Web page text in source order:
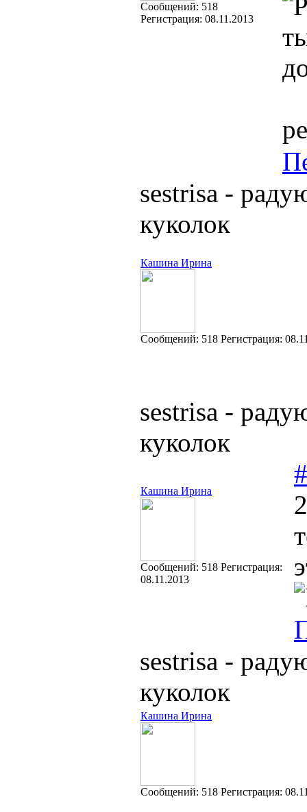
Cообщений: 518
Регистрация: 08.11.2013
sestrisa -
куколок
Кашина Ирина
Cообщений: 518 Регистрация:
sestrisa -
куколок
Кашина Ирина
Cообщений: 518 Регистрация:
08.11.2013
#
sestrisa -
куколок
Кашина Ирина
Cообщений: 518 Регистрация: